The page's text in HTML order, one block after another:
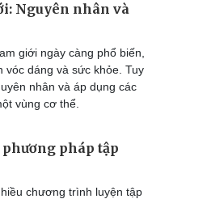
Nguyên nhân và
giới ngày càng phổ biến,
vóc dáng và sức khỏe. Tuy
nhân và áp dụng các
vùng cơ thể.
phương pháp tập
chương trình luyện tập